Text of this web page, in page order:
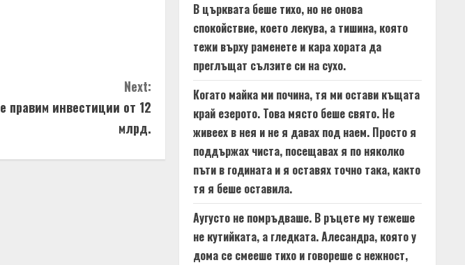
Next:
инвестиции от 12
млрд.
В църквата беше тихо, но не онова
спокойствие, което лекува, а тишина, която
тежи върху раменете и кара хората да
преглъщат сълзите си на сухо.
Когато майка ми почина, тя ми остави къщата
край езерото. Това място беше свято. Не
живеех в нея и не я давах под наем. Просто я
поддържах чиста, посещавах я по няколко
пъти в годината и я оставях точно така, както
тя я беше оставила.
Аугусто не помръдваше. В ръцете му тежеше
не кутийката, а гледката. Алесандра, която у
дома се смееше тихо и говореше с нежност,